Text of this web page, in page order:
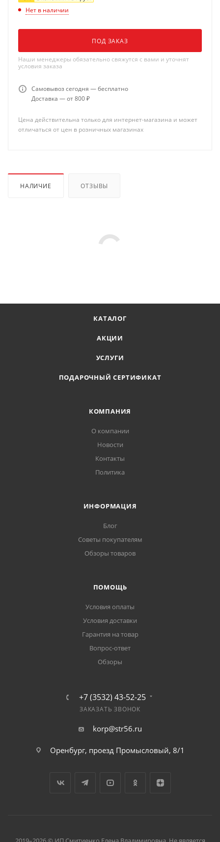
Нет в наличии
ПОД ЗАКАЗ
Наши менеджеры обязательно свяжутся с вами и уточнят
условия заказа
Самовывоз сегодня — бесплатно
Доставка — от 800 ₽
Цена действительна только для интернет-магазина и может
отличаться от цен в розничных магазинах
НАЛИЧИЕ ОТЗЫВЫ
КАТАЛОГ
АКЦИИ
УСЛУГИ
ПОДАРОЧНЫЙ СЕРТИФИКАТ
КОМПАНИЯ
О компании
Новости
Контакты
Политика
ИНФОРМАЦИЯ
Блог
Советы покупателям
Обзоры товаров
ПОМОЩЬ
Условия оплаты
Условия доставки
Гарантия на товар
Вопрос-ответ
Обзоры
+7 (3532) 43-52-25
ЗАКАЗАТЬ ЗВОНОК
korp@str56.ru
Оренбург, проезд Промысловый, 8/1